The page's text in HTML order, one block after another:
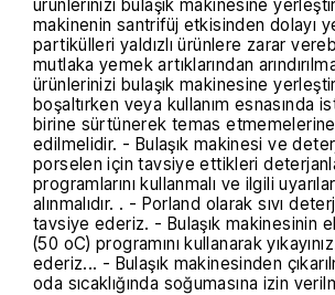
ürünlerinizi bulaşık makinesine
makinenin santrifüj etkisinden dolayı
partikülleri yaldızlı ürünlere zarar
mutlaka yemek artıklarından
ürünlerinizi bulaşık makinesine
boşaltırken veya kullanım esnasında
birine sürtünerek temas
edilmelidir. - Bulaşık makinesi ve
porselen için tavsiye ettikleri
programlarını kullanmalı ve ilgili
alınmalıdır. . - Porland olarak sıvı
tavsiye ederiz. - Bulaşık makinesinin
(50 oC) programını kullanarak
ederiz... - Bulaşık makinesinden
oda sıcaklığında soğumasına izin